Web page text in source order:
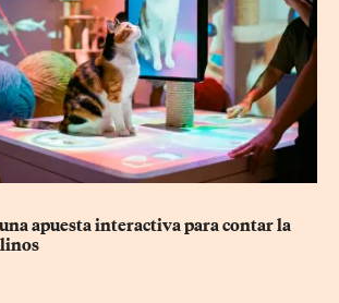
apuesta interactiva para contar la